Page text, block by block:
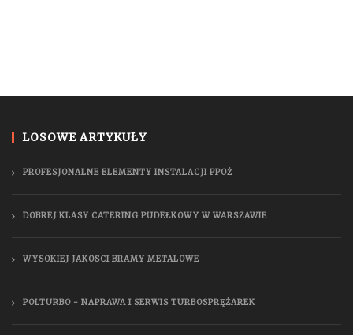
LOSOWE ARTYKUŁY
PROFESJONALNE ELEMENTY INSTALACJI PPOŻ
DOBREJ KLASY CATERING PUDEŁKOWY W WARSZAWIE
WYSOKIEJ JAKOSCI BRAMY METALOWE
POLTURBO - NAPRAWA I SERWIS TURBOSPRĘŻAREK